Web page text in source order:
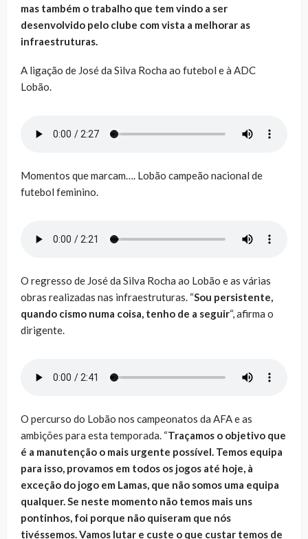
mas também o trabalho que tem vindo a ser
desenvolvido pelo clube com vista a melhorar as
infraestruturas.
A ligação de José da Silva Rocha ao futebol e à ADC
Lobão.
Momentos que marcam…. Lobão campeão nacional de
futebol feminino.
O regresso de José da Silva Rocha ao Lobão e as várias
obras realizadas nas infraestruturas. “Sou persistente,
quando cismo numa coisa, tenho de a seguir“, afirma o
dirigente.
O percurso do Lobão nos campeonatos da AFA e as
ambições para esta temporada. “Traçamos o objetivo que
é a manutenção o mais urgente possível. Temos equipa
para isso, provamos em todos os jogos até hoje, à
exceção do jogo em Lamas, que não somos uma equipa
qualquer. Se neste momento não temos mais uns
pontinhos, foi porque não quiseram que nós
tivéssemos. Vamos lutar e custe o que custar temos de